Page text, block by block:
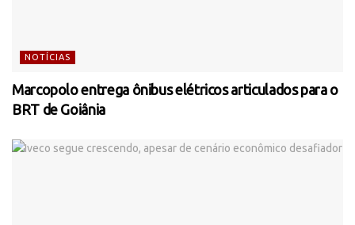
NOTÍCIAS
Marcopolo entrega ônibus elétricos articulados para o
BRT de Goiânia